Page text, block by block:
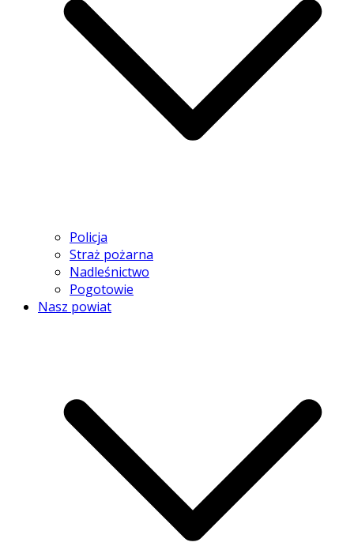
Policja
Straż pożarna
Nadleśnictwo
Pogotowie
Nasz powiat